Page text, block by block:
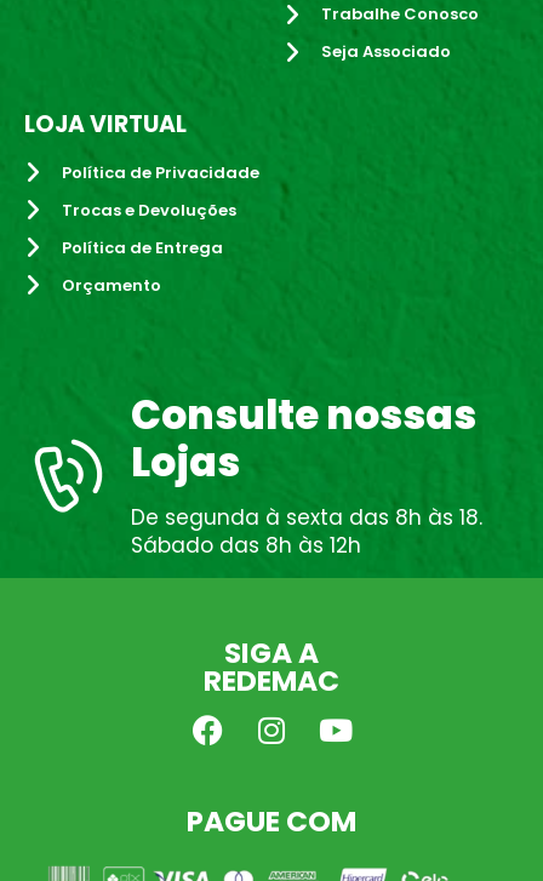
Trabalhe Conosco
Seja Associado
LOJA VIRTUAL
Política de Privacidade
Trocas e Devoluções
Política de Entrega
Orçamento
Consulte nossas
Lojas
De segunda à sexta das 8h às 18.
Sábado das 8h às 12h
SIGA A
REDEMAC
PAGUE COM